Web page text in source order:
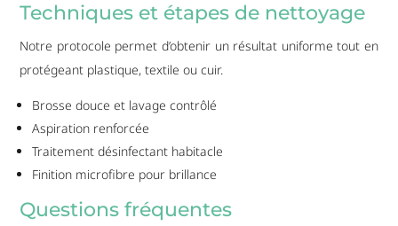
Techniques et étapes de nettoyage
Notre protocole permet d’obtenir un résultat uniforme tout en
protégeant plastique, textile ou cuir.
Brosse douce et lavage contrôlé
Aspiration renforcée
Traitement désinfectant habitacle
Finition microfibre pour brillance
Questions fréquentes